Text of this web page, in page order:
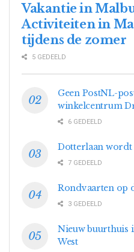
Vakantie in
Activiteiten in
tijdens de zomer
5 GEDEELD
Geen PostNL-
winkelcentrum
6 GEDEELD
Dotterlaan wordt
7 GEDEELD
Rondvaarten op
3 GEDEELD
Nieuw buurthuis
West